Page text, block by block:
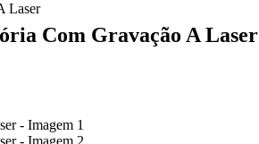
Laser
Com Gravação A Laser